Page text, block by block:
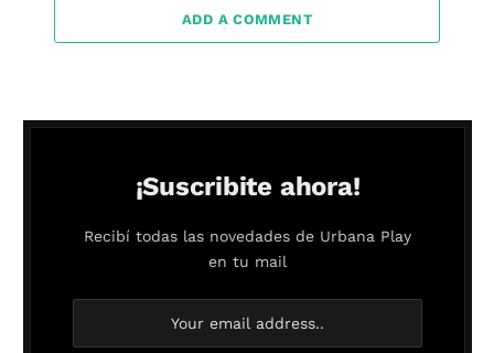
ADD A COMMENT
¡Suscribite ahora!
Recibí todas las novedades de Urbana Play
en tu mail